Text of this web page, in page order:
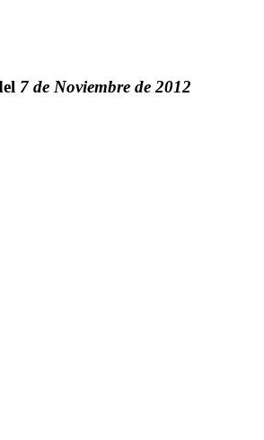
7 de Noviembre de 2012